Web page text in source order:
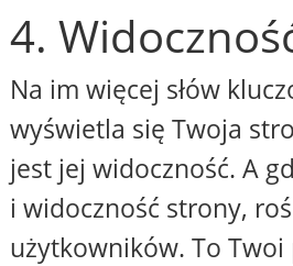
4.
Na im więcej słów
wyświetla się Twoja
jest jej widoczność. A
i widoczność strony,
użytkowników. To